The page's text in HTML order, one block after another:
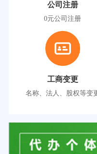
公司注册
0元公司注册
工商变更
名称、法人、股权等变